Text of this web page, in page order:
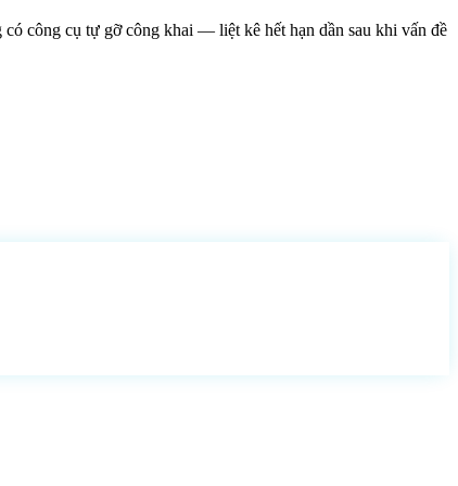
công cụ tự gỡ công khai — liệt kê hết hạn dần sau khi vấn đề